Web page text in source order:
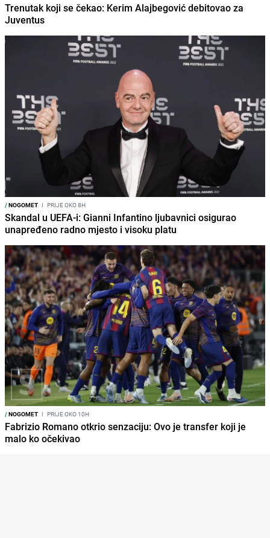
Trenutak koji se čekao: Kerim Alajbegović debitovao za
Juventus
/NOGOMET I PRIJE OKO 8H
Skandal u UEFA-i: Gianni Infantino ljubavnici osigurao
unapređeno radno mjesto i visoku platu
/NOGOMET I PRIJE OKO 10H
Fabrizio Romano otkrio senzaciju: Ovo je transfer koji je
malo ko očekivao